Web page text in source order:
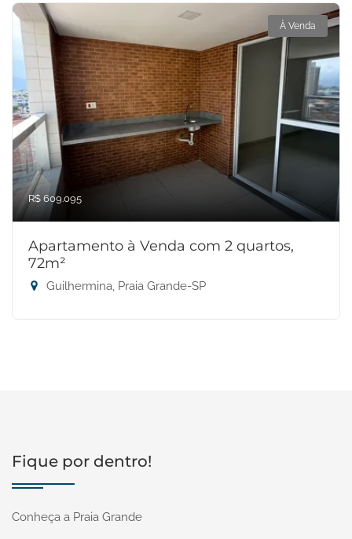
À Venda
R$ 609.095
Apartamento à Venda com 2 quartos,
72m²
Guilhermina, Praia Grande-SP
Fique por dentro!
Conheça a Praia Grande